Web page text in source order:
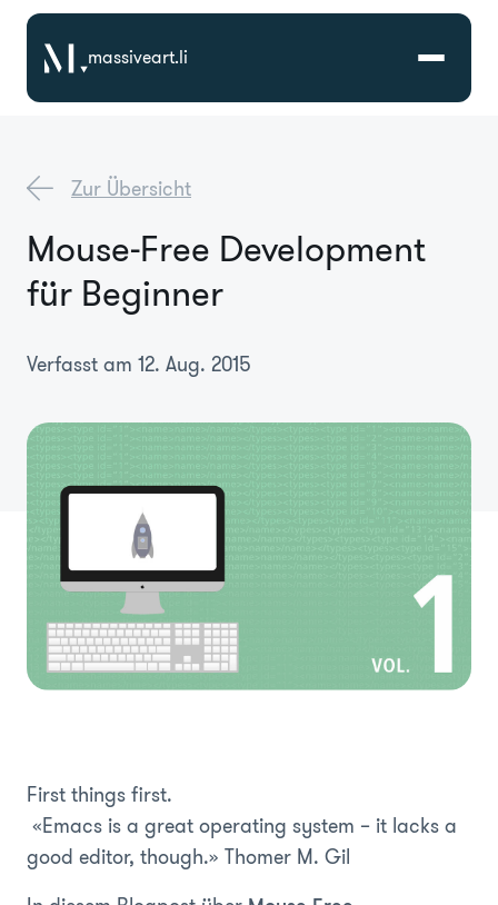
massiveart.li
Referenzen
Branchen
Karriere
Über Uns
Zur Übersicht
Mouse-Free Development
für Beginner
Verfasst am 12. Aug. 2015
First things first.
«Emacs is a great operating system – it lacks a
good editor, though.» Thomer M. Gil